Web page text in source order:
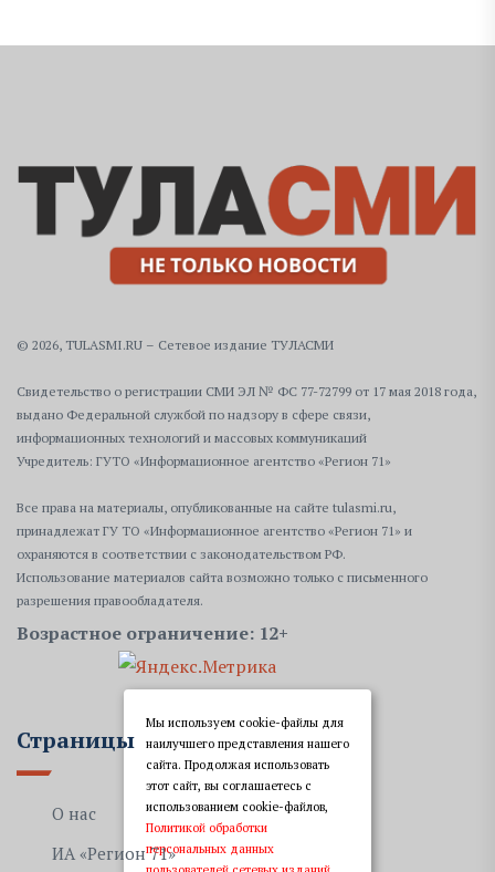
© 2026, TULASMI.RU – Сетевое издание ТУЛАСМИ
Свидетельство о регистрации СМИ ЭЛ № ФС 77-72799 от 17 мая 2018 года,
выдано Федеральной службой по надзору в сфере связи,
информационных технологий и массовых коммуникаций
Учредитель: ГУТО «Информационное агентство «Регион 71»
Все права на материалы, опубликованные на сайте tulasmi.ru,
принадлежат ГУ ТО «Информационное агентство «Регион 71» и
охраняются в соответствии с законодательством РФ.
Использование материалов сайта возможно только с письменного
разрешения правообладателя.
Возрастное ограничение: 12+
Страницы
О нас
ИА «Регион 71»
Мы используем cookie-файлы для
наилучшего представления нашего
сайта. Продолжая использовать
этот сайт, вы соглашаетесь с
использованием cookie-файлов,
Политикой обработки
персональных данных